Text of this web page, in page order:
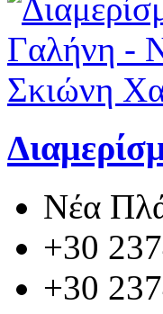
Νέα
+30
+30